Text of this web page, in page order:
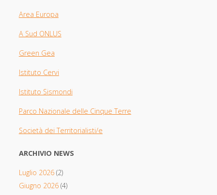
Area Europa
A Sud ONLUS
Green Gea
Istituto Cervi
Istituto Sismondi
Parco Nazionale delle Cinque Terre
Società dei Territorialisti/e
ARCHIVIO NEWS
Luglio 2026(2)
Giugno 2026(4)